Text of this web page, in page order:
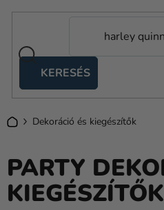
KERESÉS
sátrak
Kanekalon
Hélium
és
Lufik
KezdőlapDekoráció és kiegészítők
PARTY
KIEGÉSZÍTŐK